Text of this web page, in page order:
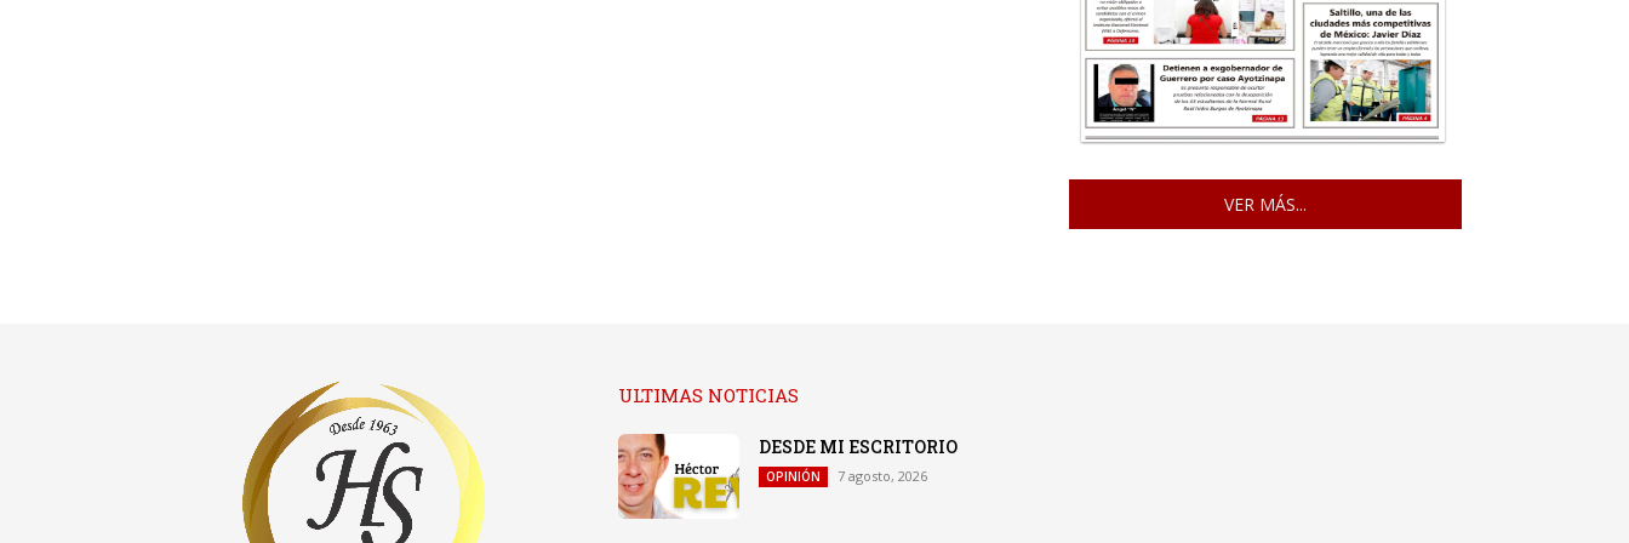
VER MÁS...
ULTIMAS NOTICIAS
DESDE MI ESCRITORIO
OPINIÓN 7 agosto, 2026